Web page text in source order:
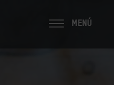
MENÚ